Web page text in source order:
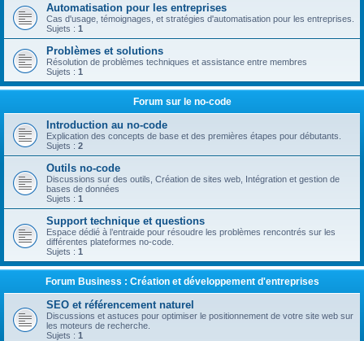
Automatisation pour les entreprises
Cas d'usage, témoignages, et stratégies d'automatisation pour les entreprises.
Sujets : 1
Problèmes et solutions
Résolution de problèmes techniques et assistance entre membres
Sujets : 1
Forum sur le no-code
Introduction au no-code
Explication des concepts de base et des premières étapes pour débutants.
Sujets : 2
Outils no-code
Discussions sur des outils, Création de sites web, Intégration et gestion de
bases de données
Sujets : 1
Support technique et questions
Espace dédié à l’entraide pour résoudre les problèmes rencontrés sur les
différentes plateformes no-code.
Sujets : 1
Forum Business : Création et développement d'entreprises
SEO et référencement naturel
Discussions et astuces pour optimiser le positionnement de votre site web sur
les moteurs de recherche.
Sujets : 1